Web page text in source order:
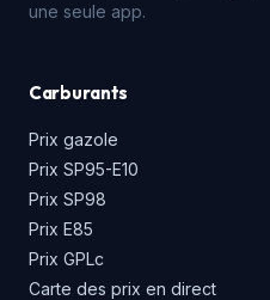
une seule app.
Carburants
Prix gazole
Prix SP95-E10
Prix SP98
Prix E85
Prix GPLc
Carte des prix en direct